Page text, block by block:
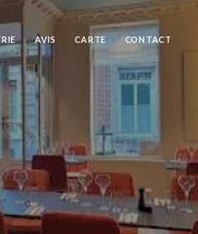
AVIS CARTE CONTACT